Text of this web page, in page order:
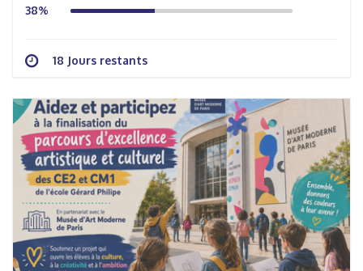
38%
18 Jours restants